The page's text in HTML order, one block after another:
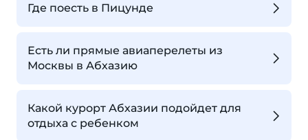
Где поесть в Пицунде
Есть ли прямые авиаперелеты из
Москвы в Абхазию
Какой курорт Абхазии подойдет для
отдыха с ребенком